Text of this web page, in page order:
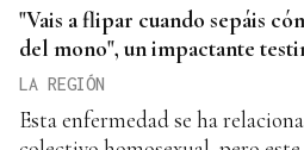
"Vais a flipar cuando sepáis
del mono", un impactante
LA REGIÓN
Esta enfermedad se ha